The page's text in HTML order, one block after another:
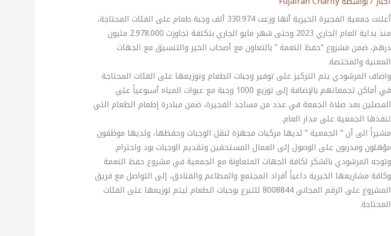
أعلنت جمعية الفجيرة الخيرية أنها وزعت 330.974 ألف وجبة طعام على الفئات المحتاجة،
منذ بداية العام الجاري 2023 وحتى شهر مايو الجاري بتكلفة تجاوزت 2.978.000 مليون
درهم، ضمن مشروع “حفظ النعمة ” بالتعاون مع أصحاب الخير والتنسيق مع الجهات
المعنية والمختصة.
واضاف المرشودي يتم التركيز على توفير وجبات الطعام وتوزيعها على الفئات المحتاجة
في أماكن تجمعاتهم بالإضافة إلى توزيع 1000 وجبة مع عبوات المياه أسبوعياً على
المصلين بعد صلاة الجمعة في عدد من مساجد الفجيرة، ضمن مبادرة إطعام الطعام التي
تنفذها الجمعية على مدار العام.
مشيراً الى أن ” الجمعية ” لديها مركبات مجهزة لنقل الوجبات وحفظها، ولديها موظفون
مؤهلون ومدربون على الوصول إلى العمال المستحقين وتقديم الوجبات بود واحترام.
وتوجه المرشودي بالشكر لكافة الجهات المتعاونة مع الجمعية في مشروع حفظ النعمة
وكافة مشاريعها الخيرية داعياً أفراد المجتمع والمطاعم والفنادق، إلى التواصل مع فريق
المشروع على الرقم المجاني 8008844 للتبرع بوجبات الطعام ليتم توزيعها على الفئات
المحتاجة.